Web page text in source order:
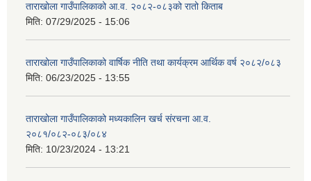
ताराखोला गाउँपालिकाको आ.व. २०८२-०८३को रातो किताब
मिति: 07/29/2025 - 15:06
ताराखोला गाउँपालिकाको वार्षिक नीति तथा कार्यक्रम आर्थिक वर्ष २०८२/०८३
मिति: 06/23/2025 - 13:55
ताराखोला गाउँपालिकाको मध्यकालिन खर्च संरचना आ.व.
२०८१/०८२-०८३/०८४
मिति: 10/23/2024 - 13:21